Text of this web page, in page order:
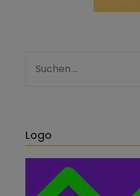
Logo